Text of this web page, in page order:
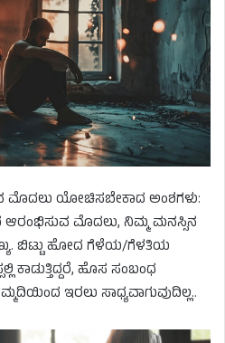
ಮೊದಲು ಯೋಚಿಸಬೇಕಾದ ಅಂಶಗಳು:
ಮೊದಲು, ನಿಮ್ಮ ಮನಸ್ಸಿನ
ಬಿಟ್ಟು ಹೋದ ಗೆಳೆಯ/ಗೆಳತಿಯ
ಕಾಡುತ್ತಿದ್ದರೆ, ಹೊಸ ಸಂಬಂಧ
ಇರಲು ಸಾಧ್ಯವಾಗುವುದಿಲ್ಲ..